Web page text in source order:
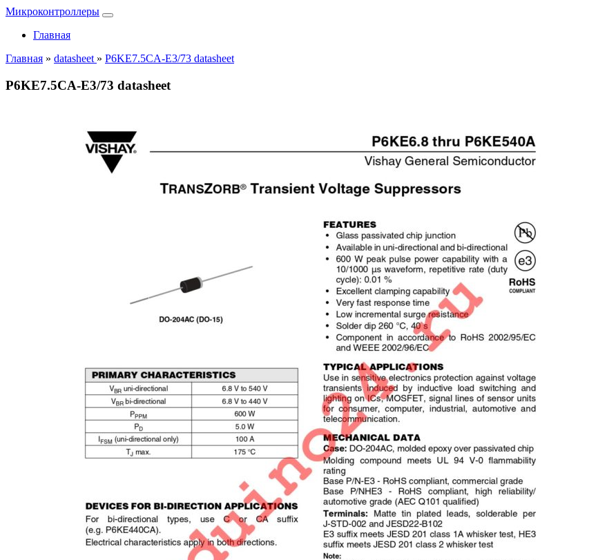
Микроконтроллеры
Главная
Главная » datasheet » P6KE7.5CA-E3/73 datasheet
P6KE7.5CA-E3/73 datasheet